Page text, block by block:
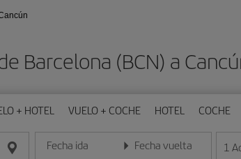
Barcelona (BCN) a
+ HOTEL VUELO + COCHE HOTEL COCHE
Fecha ida
Introduce la fecha en formato día/mes/año
Fecha vuelta
Introduce la fecha en 1